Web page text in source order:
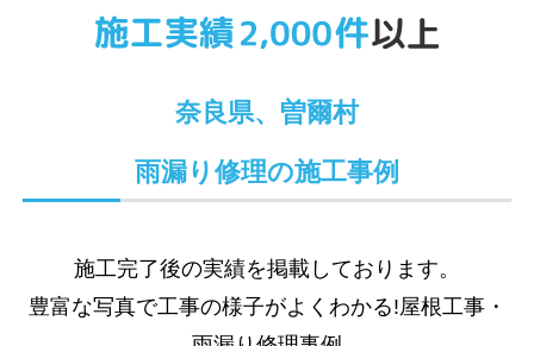
奈良県、曽爾村
雨漏り修理の施工事例
施工完了後の実績を掲載しております。
豊富な写真で工事の様子がよくわかる!屋根工事・